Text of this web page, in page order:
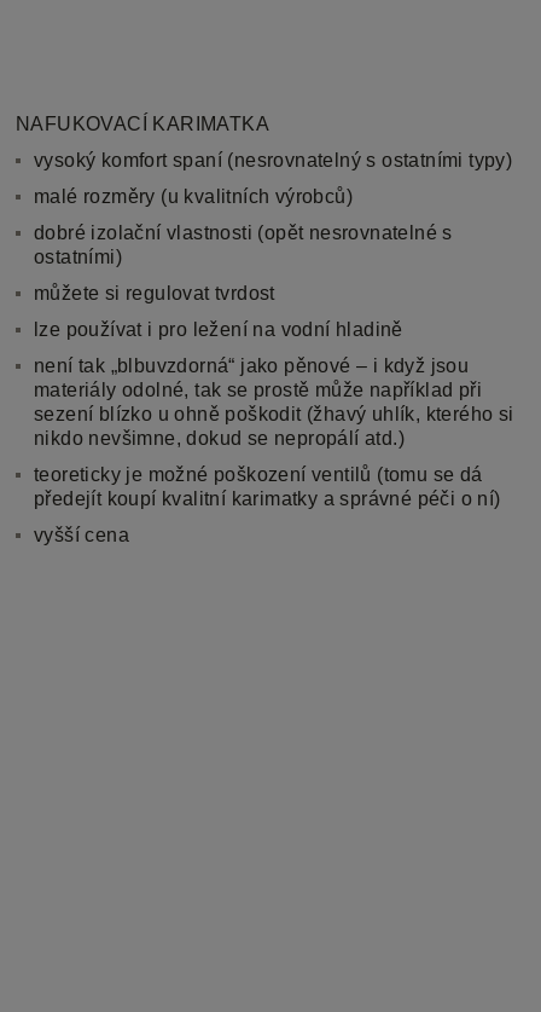
NAFUKOVACÍ KARIMATKA
vysoký komfort spaní (nesrovnatelný s ostatními typy)
malé rozměry (u kvalitních výrobců)
dobré izolační vlastnosti (opět nesrovnatelné s
ostatními)
můžete si regulovat tvrdost
lze používat i pro ležení na vodní hladině
není tak „blbuvzdorná“ jako pěnové – i když jsou
materiály odolné, tak se prostě může například při
sezení blízko u ohně poškodit (žhavý uhlík, kterého si
nikdo nevšimne, dokud se nepropálí atd.)
teoreticky je možné poškození ventilů (tomu se dá
předejít koupí kvalitní karimatky a správné péči o ní)
vyšší cena